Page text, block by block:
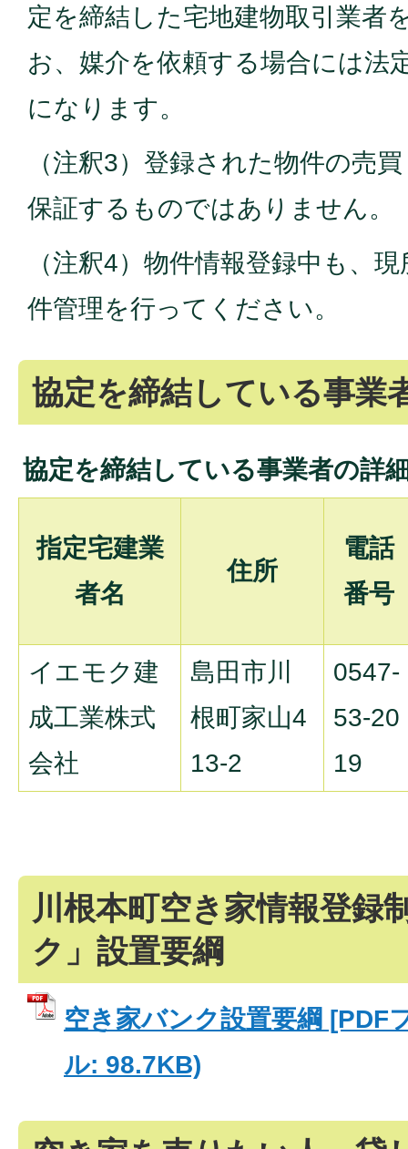
定を締結した宅地建物取引業者
お、媒介を依頼する場合には法
になります。
（注釈3）登録された物件の売
保証するものではありません。
（注釈4）物件情報登録中も、
件管理を行ってください。
協定を締結している事業
協定を締結している事業者の詳
指定宅建業
者名
住所
電話
番号
イエモク建
成工業株式
会社
島田市川
根町家山4
13-2
0547-
53-20
19
川根本町空き家情報登録
ク」設置要綱
空き家バンク設置要綱 [PDF
ル: 98.7KB)